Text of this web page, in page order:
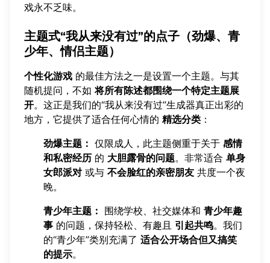
戏永不乏味。
主题式“我从来没有过”的点子（劲爆、青
少年、情侣主题）
个性化游戏 的最佳方法之一是设置一个主题。与其
随机提问，不如将所有陈述都围绕一个特定主题展
开。这正是我们的“我从来没有过”生成器真正出彩的
地方，它提供了适合任何心情的 精选分类 ：
劲爆主题： 仅限成人，此主题侧重于关于 感情
和私密经历 的 大胆露骨的问题。非常适合 单身
女郎派对 或与 不会脸红的亲密朋友 共度一个夜
晚。
青少年主题： 围绕学校、社交媒体和 青少年趣
事 的问题，保持轻松、有趣且 引起共鸣。我们
的“青少年”类别充满了 适合公开场合但又搞笑
的提示。